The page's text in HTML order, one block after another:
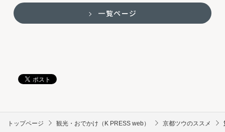
一覧ページ
トップページ 観光・おでかけ（K PRESS web） 京都ツウのススメ